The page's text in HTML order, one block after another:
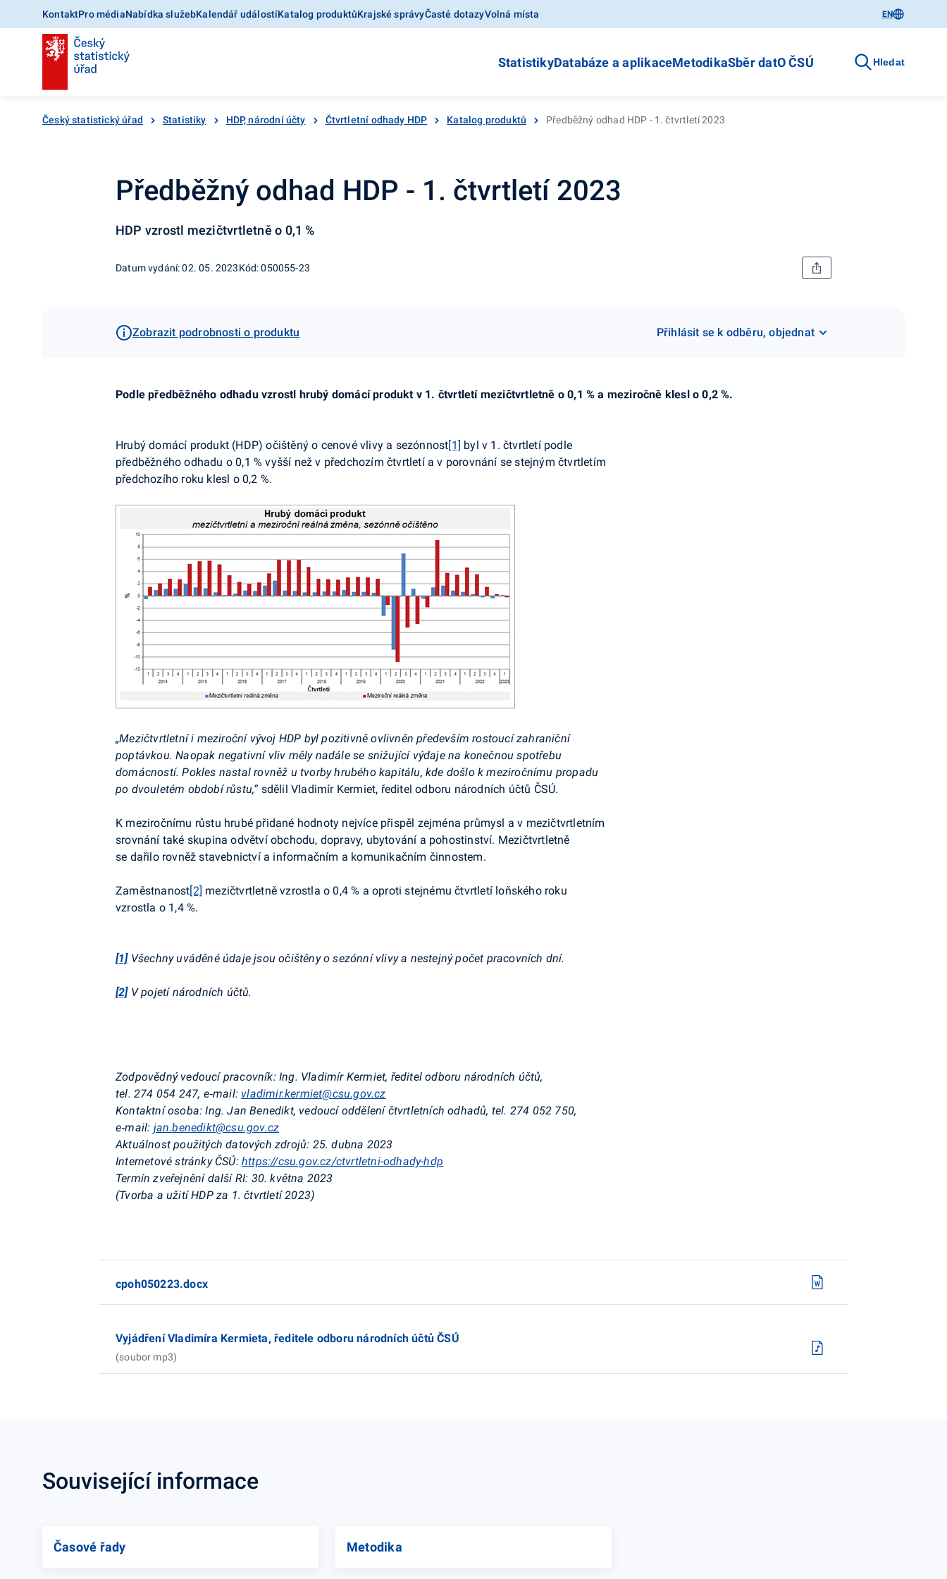
KontaktPro médiaNabídka služebKalendář událostíKatalog produktůKrajské správyČasté dotazyVolná místa EN
StatistikyDatabáze a aplikaceMetodikaSběr datO ČSÚ Hledat
Český statistický úřad Statistiky HDP, národní účty Čtvrtletní odhady HDP Katalog produktů Předběžný odhad HDP - 1. čtvrtletí 2023
Předběžný odhad HDP - 1. čtvrtletí 2023
HDP vzrostl mezičtvrtletně o 0,1 %
Datum vydání: 02. 05. 2023Kód: 050055-23
Zobrazit podrobnosti o produktu Přihlásit se k odběru, objednat
Podle předběžného odhadu vzrostl hrubý domácí produkt v 1. čtvrtletí mezičtvrtletně o 0,1 % a meziročně klesl o 0,2 %.
Hrubý domácí produkt (HDP) očištěný o cenové vlivy a sezónnost[1] byl v 1. čtvrtletí podle
předběžného odhadu o 0,1 % vyšší než v předchozím čtvrtletí a v porovnání se stejným čtvrtletím
předchozího roku klesl o 0,2 %.
„Mezičtvrtletní i meziroční vývoj HDP byl pozitivně ovlivněn především rostoucí zahraniční
poptávkou. Naopak negativní vliv měly nadále se snižující výdaje na konečnou spotřebu
domácností. Pokles nastal rovněž u tvorby hrubého kapitálu, kde došlo k meziročnímu propadu
po dvouletém období růstu,“ sdělil Vladimír Kermiet, ředitel odboru národních účtů ČSÚ.
K meziročnímu růstu hrubé přidané hodnoty nejvíce přispěl zejména průmysl a v mezičtvrtletním
srovnání také skupina odvětví obchodu, dopravy, ubytování a pohostinství. Mezičtvrtletně
se dařilo rovněž stavebnictví a informačním a komunikačním činnostem.
Zaměstnanost[2] mezičtvrtletně vzrostla o 0,4 % a oproti stejnému čtvrtletí loňského roku
vzrostla o 1,4 %.
[1]Všechny uváděné údaje jsou očištěny o sezónní vlivy a nestejný počet pracovních dní.
[2] V pojetí národních účtů.
Zodpovědný vedoucí pracovník: Ing. Vladimír Kermiet, ředitel odboru národních účtů,
tel. 274 054 247, e‑mail: vladimir.kermiet@csu.gov.cz
Kontaktní osoba: Ing. Jan Benedikt, vedoucí oddělení čtvrtletních odhadů, tel. 274 052 750,
e‑mail: jan.benedikt@csu.gov.cz
Aktuálnost použitých datových zdrojů: 25. dubna 2023
Internetové stránky ČSÚ: https://csu.gov.cz/ctvrtletni-odhady-hdp
Termín zveřejnění další RI: 30. května 2023
(Tvorba a užití HDP za 1. čtvrtletí 2023)
cpoh050223.docx
Vyjádření Vladimíra Kermieta, ředitele odboru národních účtů ČSÚ
(soubor mp3)
Související informace
Časové řady Metodika